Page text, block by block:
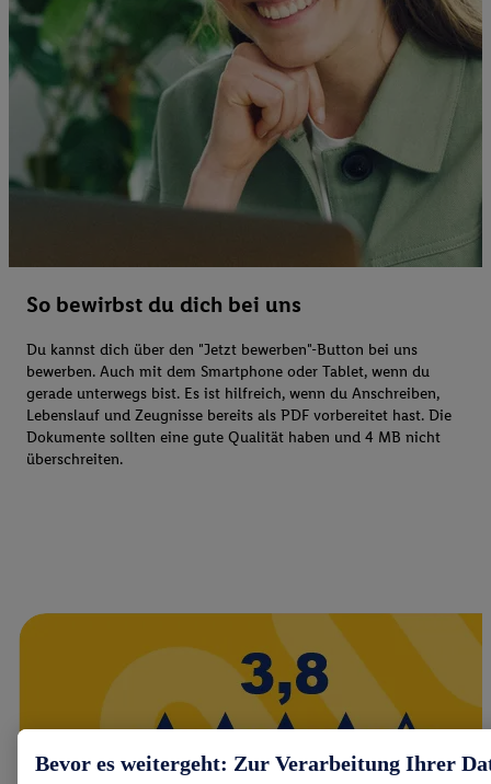
So bewirbst du dich bei uns
Du kannst dich über den "Jetzt bewerben"-Button bei uns
bewerben. Auch mit dem Smartphone oder Tablet, wenn du
gerade unterwegs bist. Es ist hilfreich, wenn du Anschreiben,
Lebenslauf und Zeugnisse bereits als PDF vorbereitet hast. Die
Dokumente sollten eine gute Qualität haben und 4 MB nicht
überschreiten.
Bevor es weitergeht: Zur Verarbeitung Ihrer